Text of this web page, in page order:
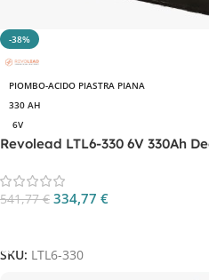
-38%
PIOMBO-ACIDO PIASTRA PIANA
330 AH
6V
Revolead LTL6-330 6V 330Ah
541,77€ 334,77 €
SKU: LTL6-330